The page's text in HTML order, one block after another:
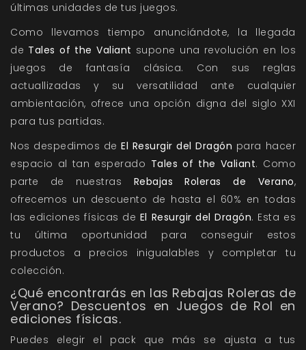
últimas unidades de tus juegos.
Como llevamos tiempo anunciándote, la llegada
de Tales of the Valiant supone una revolución en los
juegos de fantasía clásica. Con sus reglas
actuallizadas y su versatilidad ante cualquier
ambientación, ofrece una opción digna del siglo XXI
para tus partidas.
Nos despedimos deEl Resurgir del Dragón para hacer
espacio al tan esperado Tales of the Valiant. Como
parte de nuestras Rebajas Roleras de Verano,
ofrecemos un descuento de hasta el 60% en todas
las ediciones físicas de El Resurgir del Dragón. Esta es
tu última oportunidad para conseguir estos
productos a precios inigualables y completar tu
colección.
¿Qué encontrarás en las Rebajas Roleras de
Verano? Descuentos en Juegos de Rol en
ediciones físicas.
Puedes elegir el pack que más se ajusta a tus